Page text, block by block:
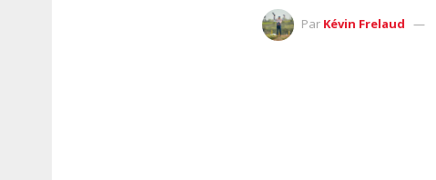
Par Kévin Frelaud